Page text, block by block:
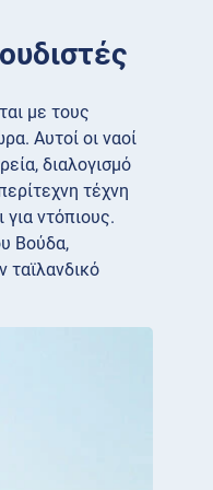
με τους
Αυτοί οι ναοί
διαλογισμό
τέχνη
ντόπιους.
Βούδα,
ταϊλανδικό